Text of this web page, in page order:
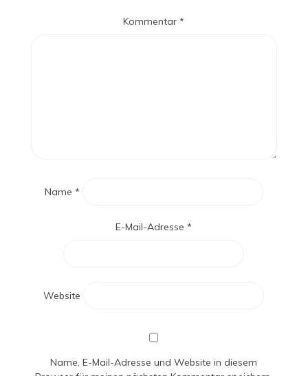
Kommentar*
Name *
E-Mail-Adresse*
Website
Name, E-Mail-Adresse und Website in diesem